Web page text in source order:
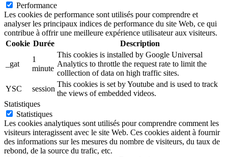
Performance
Les cookies de performance sont utilisés pour comprendre et
analyser les principaux indices de performance du site Web, ce qui
contribue à offrir une meilleure expérience utilisateur aux visiteurs.
Cookie Durée Description
_gat
1
minute
This cookies is installed by Google Universal
Analytics to throttle the request rate to limit the
colllection of data on high traffic sites.
YSC
session
This cookies is set by Youtube and is used to track
the views of embedded videos.
Statistiques
Statistiques
Les cookies analytiques sont utilisés pour comprendre comment les
visiteurs interagissent avec le site Web. Ces cookies aident à fournir
des informations sur les mesures du nombre de visiteurs, du taux de
rebond, de la source du trafic, etc.